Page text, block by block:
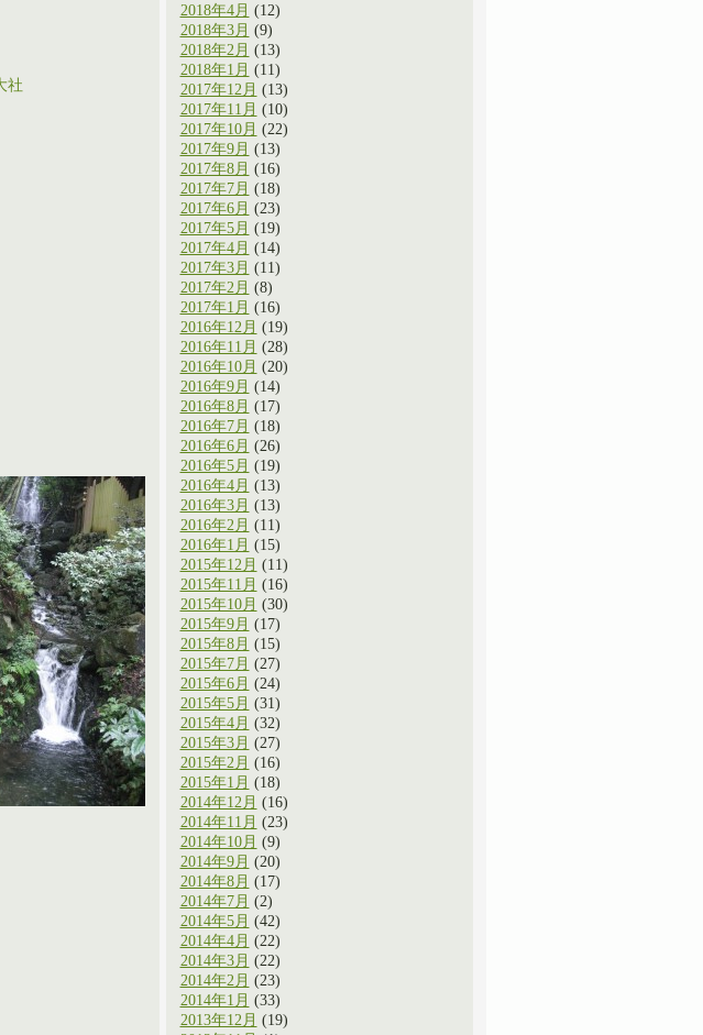
2018年4月 (12)
2018年3月 (9)
2018年2月 (13)
2018年1月 (11)
2017年12月 (13)
2017年11月 (10)
2017年10月 (22)
2017年9月 (13)
2017年8月 (16)
2017年7月 (18)
2017年6月 (23)
2017年5月 (19)
2017年4月 (14)
2017年3月 (11)
2017年2月 (8)
2017年1月 (16)
2016年12月 (19)
2016年11月 (28)
2016年10月 (20)
2016年9月 (14)
2016年8月 (17)
2016年7月 (18)
2016年6月 (26)
2016年5月 (19)
2016年4月 (13)
2016年3月 (13)
2016年2月 (11)
2016年1月 (15)
2015年12月 (11)
2015年11月 (16)
2015年10月 (30)
2015年9月 (17)
2015年8月 (15)
2015年7月 (27)
2015年6月 (24)
2015年5月 (31)
2015年4月 (32)
2015年3月 (27)
2015年2月 (16)
2015年1月 (18)
2014年12月 (16)
2014年11月 (23)
2014年10月 (9)
2014年9月 (20)
2014年8月 (17)
2014年7月 (2)
2014年5月 (42)
2014年4月 (22)
2014年3月 (22)
2014年2月 (23)
2014年1月 (33)
2013年12月 (19)